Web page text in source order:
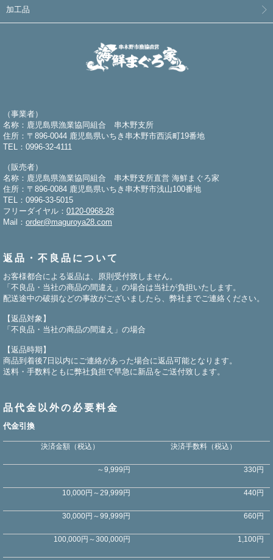
加工品
（事業者）
名称：鹿児島県漁業協同組合 串木野支所
住所：〒896-0044 鹿児島県いちき串木野市西浜町19番地
TEL：0996-32-4111
（販売者）
名称：鹿児島県漁業協同組合 串木野支所直営 海鮮まぐろ家
住所：〒896-0084 鹿児島県いちき串木野市浅山100番地
TEL：0996-33-5015
フリーダイヤル： 0120-0968-28
Mail： order@maguroya28.com
返品・不良品について
お客様都合による返品は、原則受付致しません。
「不良品・当社の商品の間違え」の場合は当社が負担いたします。
配送途中の破損などの事故がございましたら、弊社までご連絡ください。
【返品対象】
「不良品・当社の商品の間違え」の場合
【返品時期】
商品到着後7日以内にご連絡があった場合に返品可能となります。
送料・手数料ともに弊社負担で早急に新品をご送付致します。
品代金以外の必要料金
代金引換
決済金額（税込） 決済手数料（税込）
～9,999円 330円
10,000円～29,999円 440円
30,000円～99,999円 660円
100,000円～300,000円 1,100円